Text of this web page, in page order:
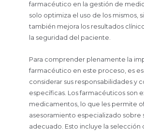
farmacéutico en la gestión de
solo optimiza el uso de los mismos,
también mejora los resultados
la seguridad del paciente.
Para comprender plenamente la
farmacéutico en este proceso, es
considerar sus responsabilidades y
específicas. Los farmacéuticos son
medicamentos, lo que les permite
asesoramiento especializado sobre
adecuado. Esto incluye la selección